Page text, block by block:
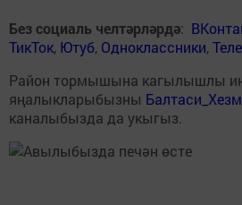
Без социаль челтәрләрдә:
ТикТок, Ютуб, Одноклассники,
Район тормышына кагылышлы
яңалыкларыбызны
каналыбызда да укыгыз.